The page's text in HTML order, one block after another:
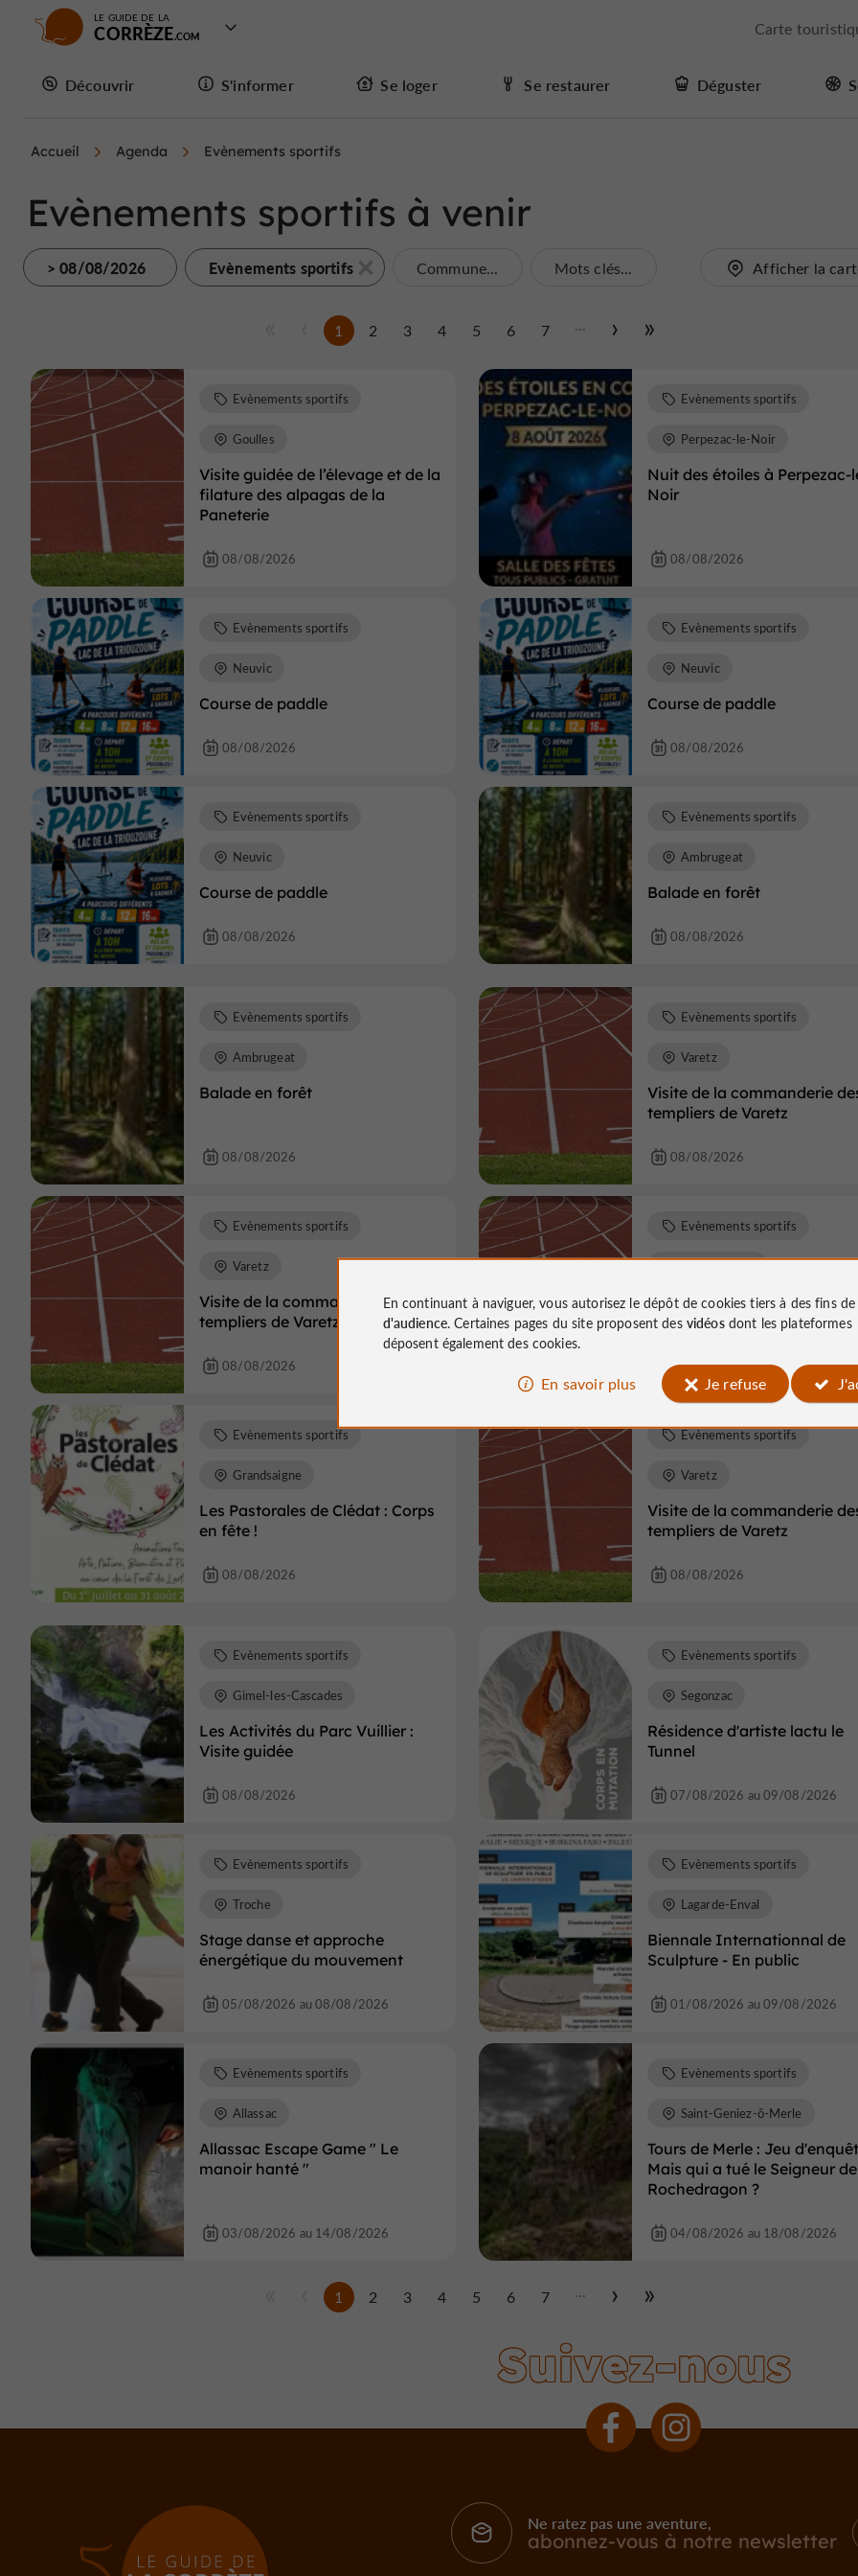
LE GUIDE DE LA
CORRÈZE Carte
Découvrir S'informer Se loger Se restaurer Déguster
Accueil Agenda Evènements sportifs
Evènements sportifs à venir
> 08/08/2026 Evènements sportifs Commune... Mots clés... Afficher la
1 2 3 4 5 6 7 ...
Visite guidée de l’élevage et de la
filature des alpagas de la
Paneterie
Evènements sportifs
Goulles
08/08/2026
Nuit des étoiles à Perpezac-
Noir
Evènements sportifs
Perpezac-le-Noir
08/08/2026
Course de paddle
Evènements sportifs
Neuvic
08/08/2026
Course de paddle
Evènements sportifs
Neuvic
08/08/2026
Course de paddle
Evènements sportifs
Neuvic
08/08/2026
Balade en forêt
Evènements sportifs
Ambrugeat
08/08/2026
Balade en forêt
Evènements sportifs
Ambrugeat
08/08/2026
Visite de la commanderie
templiers de Varetz
Evènements sportifs
Varetz
08/08/2026
Visite de la commanderie des
templiers de Varetz
Evènements sportifs
Varetz
08/08/2026
Gaec de la Vache Noire -
ferme
Evènements sportifs
Saint-Mexant
08/08/2026
Les Pastorales de Clédat : Corps
en fête !
Evènements sportifs
Grandsaigne
08/08/2026
Visite de la commanderie
templiers de Varetz
Evènements sportifs
Varetz
08/08/2026
Les Activités du Parc Vuillier :
Visite guidée
Evènements sportifs
Gimel-les-Cascades
08/08/2026
Résidence d'artiste lactu le
Tunnel
Evènements sportifs
Segonzac
07/08/2026 au 09/08/2026
Stage danse et approche
énergétique du mouvement
Evènements sportifs
Troche
05/08/2026 au 08/08/2026
Biennale Internationnal de
Sculpture - En public
Evènements sportifs
Lagarde-Enval
01/08/2026 au 09/08/2026
Allassac Escape Game " Le
manoir hanté "
Evènements sportifs
Allassac
03/08/2026 au 14/08/2026
Tours de Merle : Jeu
Mais qui a tué le Seigneur de
Rochedragon ?
Evènements sportifs
Saint-Geniez-ô-Merle
04/08/2026 au 18/08/2026
1 2 3 4 5 6 7 ...
Suivez-nous
Ne ratez pas une aventure,
abonnez-vous à notre newsletter
En continuant à naviguer, vous autorisez le dépôt de cookies tiers à des fins
d'audience. Certaines pages du site proposent des vidéosdont les plateformes
déposent également des cookies.
En savoir plus Je refuse